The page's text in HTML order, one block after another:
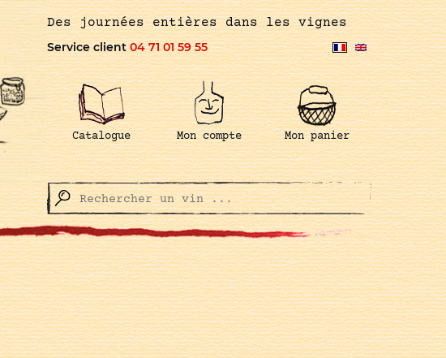
Des journées entières dans les vignes
Service client04 71 01 59 55
Catalogue Mon compte Mon panier